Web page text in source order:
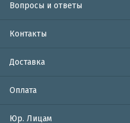
Вопросы и ответы
Контакты
Доставка
Оплата
Юр. Лицам